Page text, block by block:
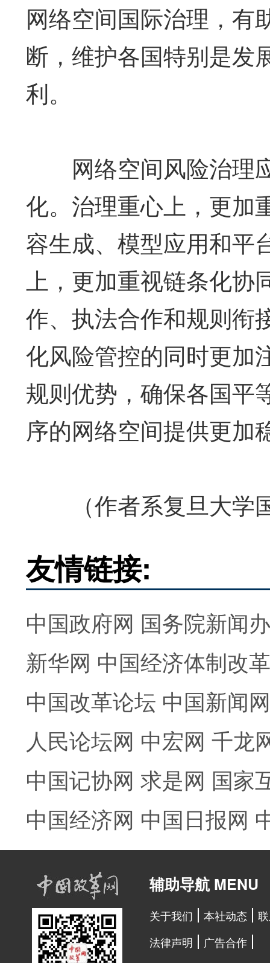
网络空间国际治理，有
断，维护各国特别是发
利。
网络空间风险治理
化。治理重心上，更加
容生成、模型应用和平
上，更加重视链条化协
作、执法合作和规则衔
化风险管控的同时更加
规则优势，确保各国平
序的网络空间提供更加
（作者系复旦大学
友情链接:
中国政府网 国务院新闻
新华网 中国经济体制改
中国改革论坛 中国新闻网
人民论坛网 中宏网 千龙
中国记协网 求是网 国家
中国经济网 中国日报网
辅助导航 MENU
关于我们 本社动态
法律声明
广告合作